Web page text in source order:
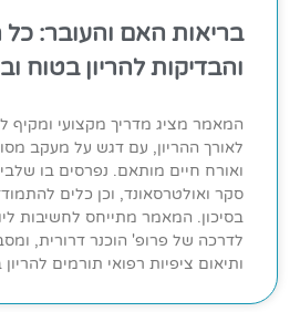
בריאות האם והעובר: כל
והבדיקות להריון בטוח
המאמר מציג מדריך מקצועי ומקיף
לאורך ההריון, עם דגש על מעקב
ואורח חיים מותאם. נפרסים בו
סקר ואולטרסאונד, וכן כלים
בסיכון. המאמר מתייחס לחשיבות
לדרכה של פרופ' הוכנר דרורית,
ותיאום ציפיות רפואי תורמים